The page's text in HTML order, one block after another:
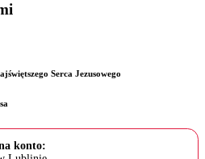
Serca Jezusowego
konto: